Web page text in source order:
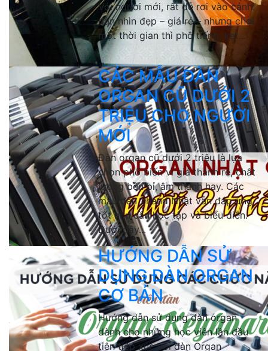
Với người mới, rất dễ rơi vào cảnh:
đàn nhìn đẹp – giá rẻ – nhưng chơi
một thời gian thì phô tiếng, kẹt...
CÁC MẪU ĐÀN
ORGAN CŨ DƯỚI 2
TRIỆU CHO NGƯỜI
MỚI
Đàn organ cũ dưới 2 triệu là lựa
chọn phổ biến vì giá thành rẻ, chất
lượng bền bỉ, âm thanh hay. Các
mẫu đàn 2hand Nhật vẫn đáp ứng
tốt nhu cầu học tập và biểu diễn.
Dưới đây...
HƯỚNG DẪN SỬ
DỤNG ĐÀN ORGAN
CƠ BẢN
Hướng dẫn sử dụng đàn organ
dành cho những học viên lần đầu
tiên tiếp xúc với đàn Organ